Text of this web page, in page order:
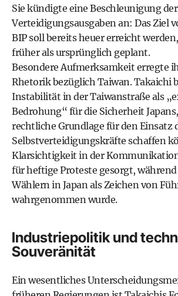
Sie kündigte eine Beschleunigung der
Verteidigungsausgaben an: Das Ziel
BIP soll bereits heuer erreicht
früher als ursprünglich geplant.
Besondere Aufmerksamkeit erregte
Rhetorik bezüglich Taiwan. Takaichi
Instabilität in der Taiwanstraße als
Bedrohung“ für die Sicherheit
rechtliche Grundlage für den Einsatz
Selbstverteidigungskräfte schaffen
Klarsichtigkeit in der
für heftige Proteste gesorgt, während
Wählern in Japan als Zeichen von
wahrgenommen wurde.
Industriepolitik und
Souveränität
Ein wesentliches